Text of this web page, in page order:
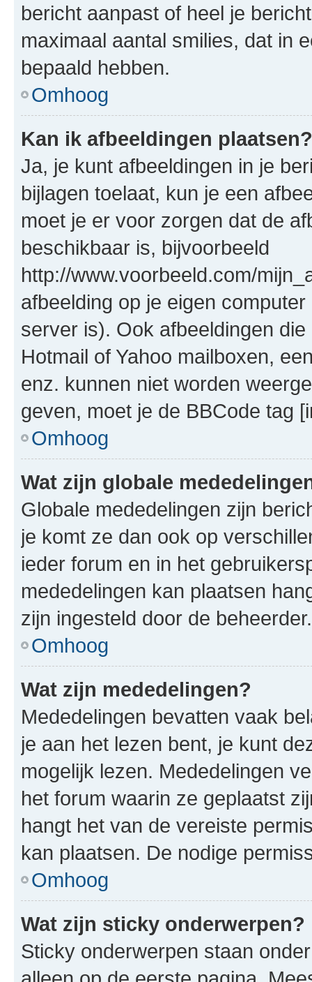
bericht aanpast of heel je
maximaal aantal smilies, dat in
bepaald hebben.
Omhoog
Kan ik afbeeldingen plaatsen?
Ja, je kunt afbeeldingen in je
bijlagen toelaat, kun je een
moet je er voor zorgen dat de
beschikbaar is, bijvoorbeeld
http://www.voorbeeld.com/
afbeelding op je eigen
server is). Ook afbeeldingen
Hotmail of Yahoo mailboxen,
enz. kunnen niet worden
geven, moet je de BBCode tag
Omhoog
Wat zijn globale
Globale mededelingen zijn
je komt ze dan ook op
ieder forum en in het
mededelingen kan plaatsen
zijn ingesteld door de beheerder.
Omhoog
Wat zijn mededelingen?
Mededelingen bevatten vaak
je aan het lezen bent, je kunt
mogelijk lezen. Mededelingen
het forum waarin ze geplaatst
hangt het van de vereiste
kan plaatsen. De nodige
Omhoog
Wat zijn sticky onderwerpen?
Sticky onderwerpen staan